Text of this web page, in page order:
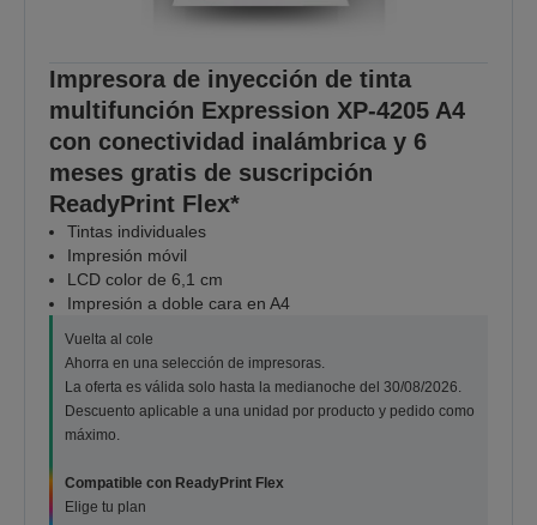
Impresora de inyección de tinta
multifunción Expression XP-4205 A4
con conectividad inalámbrica y 6
meses gratis de suscripción
ReadyPrint Flex*
Tintas individuales
Impresión móvil
LCD color de 6,1 cm
Impresión a doble cara en A4
Vuelta al cole
Ahorra en una selección de impresoras.
La oferta es válida solo hasta la medianoche del 30/08/2026.
Descuento aplicable a una unidad por producto y pedido como
máximo.
Compatible con ReadyPrint Flex
Elige tu plan